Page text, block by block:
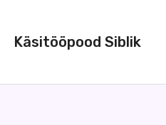
Käsitööpood Siblik